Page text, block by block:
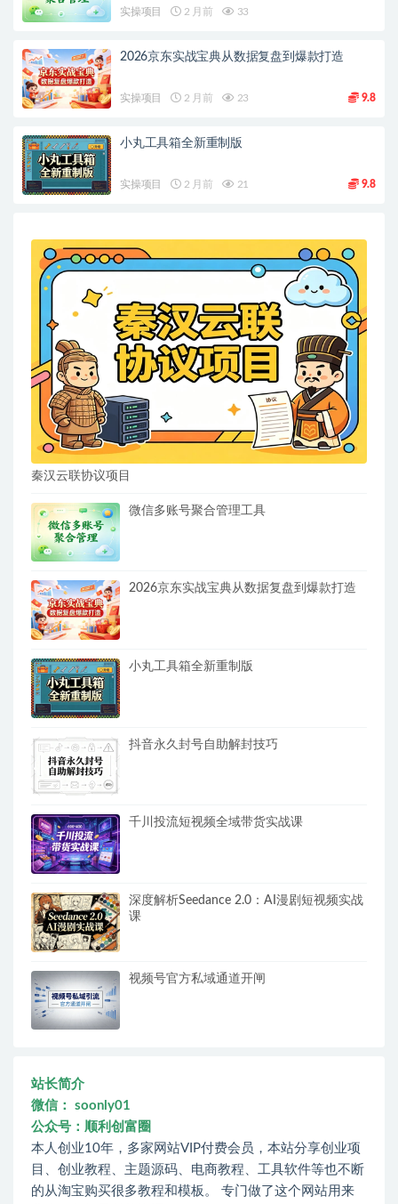
实操项目 2 月前 33
2026京东实战宝典从数据复盘到爆款打造
实操项目 2 月前 23 9.8
小丸工具箱全新重制版
实操项目 2 月前 21 9.8
秦汉云联协议项目
微信多账号聚合管理工具
2026京东实战宝典从数据复盘到爆款打造
小丸工具箱全新重制版
抖音永久封号自助解封技巧
千川投流短视频全域带货实战课
深度解析Seedance 2.0：AI漫剧短视频实战
课
视频号官方私域通道开闸
站长简介
微信： soonly01
公众号：顺利创富圈
本人创业10年，多家网站VIP付费会员，本站分享创业项
目、创业教程、主题源码、电商教程、工具软件等也不断
的从淘宝购买很多教程和模板。 专门做了这个网站用来